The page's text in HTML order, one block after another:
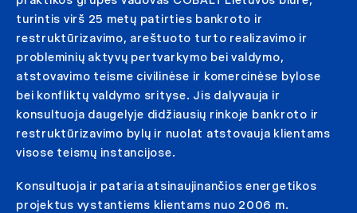
turintis virš 25 metų patirties bankroto ir
restruktūrizavimo, areštuoto turto realizavimo ir
probleminių aktyvų pertvarkymo bei valdymo,
atstovavimo teisme civilinėse ir komercinėse bylose
bei konfliktų valdymo srityse. Jis dalyvauja ir
konsultuoja daugelyje didžiausių rinkoje bankroto ir
restruktūrizavimo bylų ir nuolat atstovauja klientams
visose teismų instancijose.
Konsultuoja ir pataria atsinaujinančios energetikos
projektus vystantiems klientams nuo 2006 m.